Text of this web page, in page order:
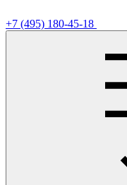
+7 (495) 180-45-18